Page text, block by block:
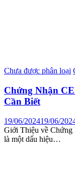
Chưa được phân loại
Chứng Nhận
Cần Biết
19/06/202419/06/
Giới Thiệu về
là một dấu hiệu…